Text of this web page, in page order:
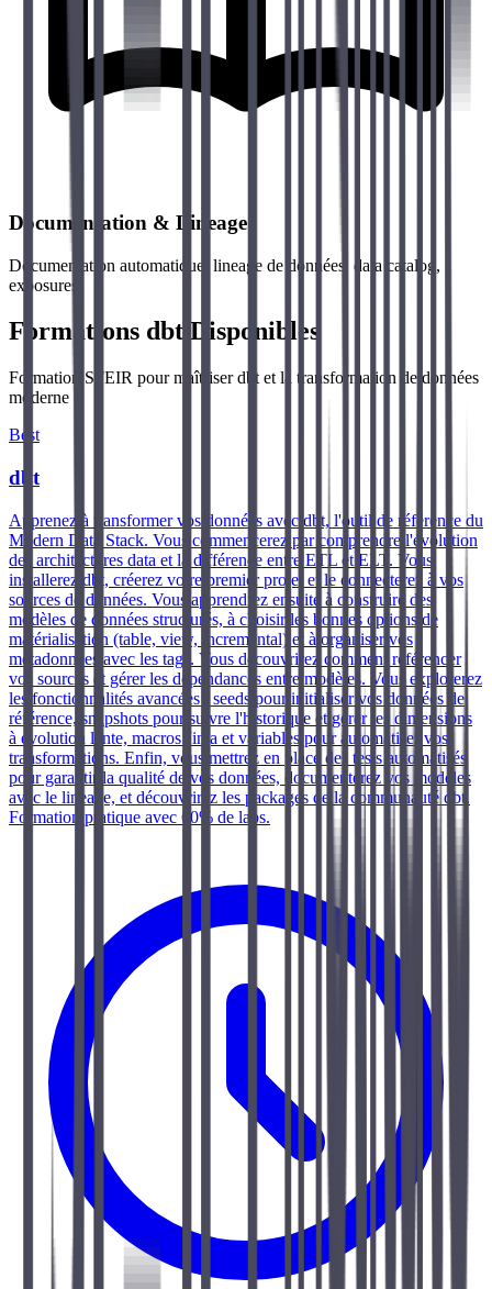
Documentation & Lineage
Documentation automatique, lineage de données, data catalog,
exposures.
Formations dbt Disponibles
Formation SFEIR pour maîtriser dbt et la transformation de données
moderne
Best
dbt
Apprenez à transformer vos données avec dbt, l'outil de référence du
Modern Data Stack. Vous commencerez par comprendre l'évolution
des architectures data et la différence entre ETL et ELT. Vous
installerez dbt, créerez votre premier projet et le connecterez à vos
sources de données. Vous apprendrez ensuite à construire des
modèles de données structurés, à choisir les bonnes options de
matérialisation (table, view, incremental) et à organiser vos
métadonnées avec les tags. Vous découvrirez comment référencer
vos sources et gérer les dépendances entre modèles. Vous explorerez
les fonctionnalités avancées : seeds pour initialiser vos données de
référence, snapshots pour suivre l'historique et gérer les dimensions
à évolution lente, macros Jinja et variables pour automatiser vos
transformations. Enfin, vous mettrez en place des tests automatisés
pour garantir la qualité de vos données, documenterez vos modèles
avec le lineage, et découvrirez les packages de la communauté dbt.
Formation pratique avec 60% de labs.